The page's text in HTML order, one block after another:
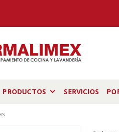
PRODUCTOS SERVICIOS